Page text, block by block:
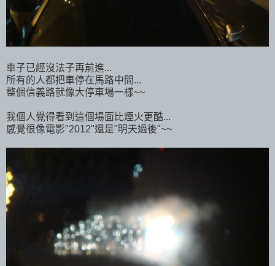
車子已經沒法子再前進...
所有的人都把車停在馬路中間...
整個信義路就像大停車場一樣~~
我個人覺得看到這個場面比煙火更酷...
感覺很像電影"2012"還是"明天過後"~~